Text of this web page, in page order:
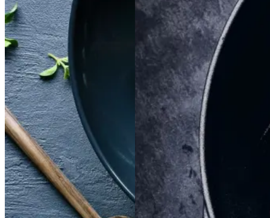
SatjaSatja de
pollopollo
Gem opskrift
Aftensmad
BraiseretBraiseret
oksetværreboksetvæ
rreb
Gem opskrift
Dansk mad
Vintermad
Aftensmad